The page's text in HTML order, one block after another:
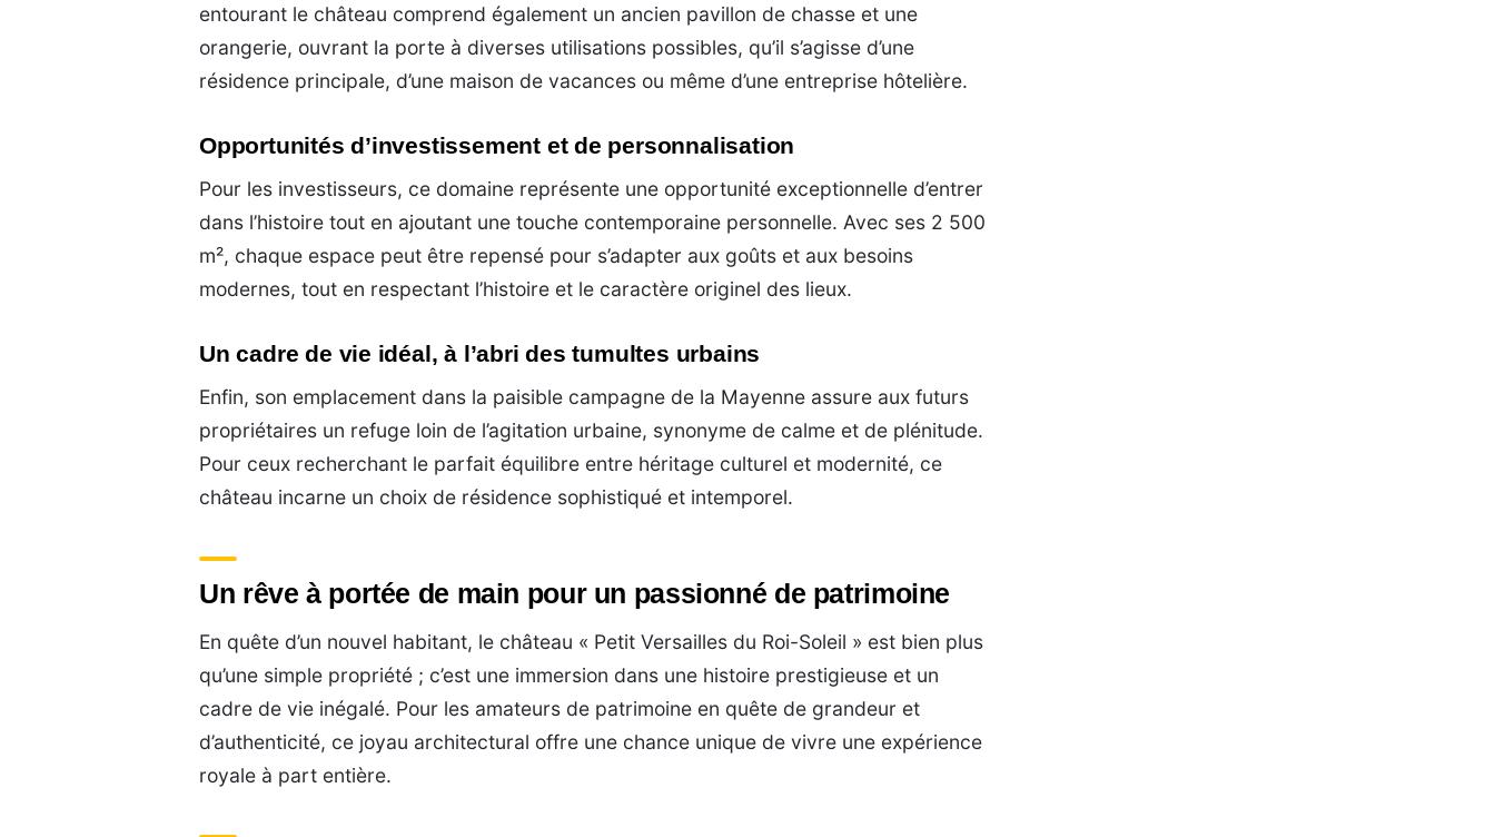
entourant le château comprend également un ancien pavillon de chasse et une
orangerie, ouvrant la porte à diverses utilisations possibles, qu’il s’agisse d’une
résidence principale, d’une maison de vacances ou même d’une entreprise hôtelière.
Opportunités d’investissement et de personnalisation
Pour les investisseurs, ce domaine représente une opportunité exceptionnelle d’entrer
dans l’histoire tout en ajoutant une touche contemporaine personnelle. Avec ses 2 500
m², chaque espace peut être repensé pour s’adapter aux goûts et aux besoins
modernes, tout en respectant l’histoire et le caractère originel des lieux.
Un cadre de vie idéal, à l’abri des tumultes urbains
Enfin, son emplacement dans la paisible campagne de la Mayenne assure aux futurs
propriétaires un refuge loin de l’agitation urbaine, synonyme de calme et de plénitude.
Pour ceux recherchant le parfait équilibre entre héritage culturel et modernité, ce
château incarne un choix de résidence sophistiqué et intemporel.
Un rêve à portée de main pour un passionné de patrimoine
En quête d’un nouvel habitant, le château « Petit Versailles du Roi-Soleil » est bien plus
qu’une simple propriété ; c’est une immersion dans une histoire prestigieuse et un
cadre de vie inégalé. Pour les amateurs de patrimoine en quête de grandeur et
d’authenticité, ce joyau architectural offre une chance unique de vivre une expérience
royale à part entière.